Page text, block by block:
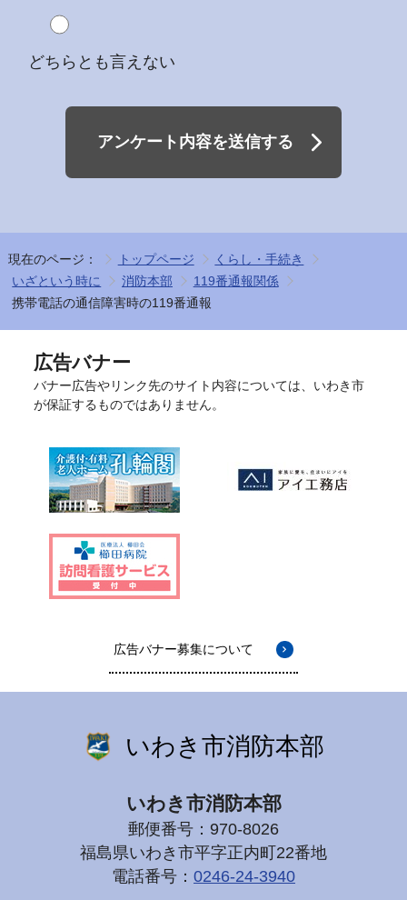
どちらとも言えない
アンケート内容を送信する
現在のページ： トップページ
くらし・手続き
いざという時に
消防本部
119番通報関係
携帯電話の通信障害時の119番通報
広告バナー
バナー広告やリンク先のサイト内容については、いわき市
が保証するものではありません。
広告バナー募集について
いわき市消防本部
いわき市消防本部
郵便番号：970-8026
福島県いわき市平字正内町22番地
電話番号： 0246-24-3940